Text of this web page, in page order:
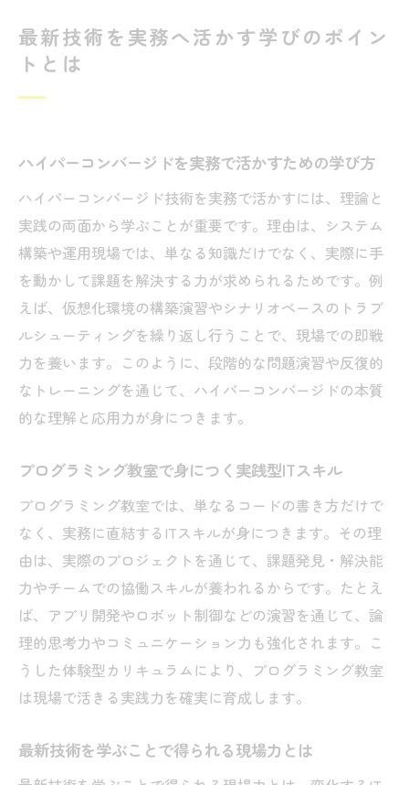
最新技術を実務へ活かす学びのポイン
トとは
ハイパーコンバージドを実務で活かすための学び方
ハイパーコンバージド技術を実務で活かすには、理論と
実践の両面から学ぶことが重要です。理由は、システム
構築や運用現場では、単なる知識だけでなく、実際に手
を動かして課題を解決する力が求められるためです。例
えば、仮想化環境の構築演習やシナリオベースのトラブ
ルシューティングを繰り返し行うことで、現場での即戦
力を養います。このように、段階的な問題演習や反復的
なトレーニングを通じて、ハイパーコンバージドの本質
的な理解と応用力が身につきます。
プログラミング教室で身につく実践型ITスキル
プログラミング教室では、単なるコードの書き方だけで
なく、実務に直結するITスキルが身につきます。その理
由は、実際のプロジェクトを通じて、課題発見・解決能
力やチームでの協働スキルが養われるからです。たとえ
ば、アプリ開発やロボット制御などの演習を通じて、論
理的思考力やコミュニケーション力も強化されます。こ
うした体験型カリキュラムにより、プログラミング教室
は現場で活きる実践力を確実に育成します。
最新技術を学ぶことで得られる現場力とは